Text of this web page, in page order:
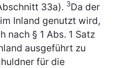
33a). 3Da der
Inland genutzt wird,
nach § 1 Abs. 1 Satz
ausgeführt zu
für die